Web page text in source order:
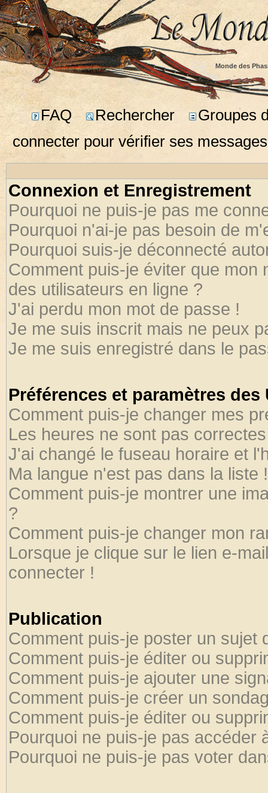
Monde des
FAQ Rechercher
Groupes
connecter pour vérifier ses
Connexion et Enregistrement
Pourquoi ne puis-je pas me
Pourquoi n'ai-je pas besoin de
Pourquoi suis-je déconnecté
Comment puis-je éviter que mon
des utilisateurs en ligne ?
J'ai perdu mon mot de passe !
Je me suis inscrit mais ne peux
Je me suis enregistré dans le
Préférences et paramètres
Comment puis-je changer mes
Les heures ne sont pas
J'ai changé le fuseau horaire et
Ma langue n'est pas dans la liste !
Comment puis-je montrer une
?
Comment puis-je changer mon
Lorsque je clique sur le lien e-
connecter !
Publication
Comment puis-je poster un sujet
Comment puis-je éditer ou
Comment puis-je ajouter une
Comment puis-je créer un
Comment puis-je éditer ou
Pourquoi ne puis-je pas accéder
Pourquoi ne puis-je pas voter